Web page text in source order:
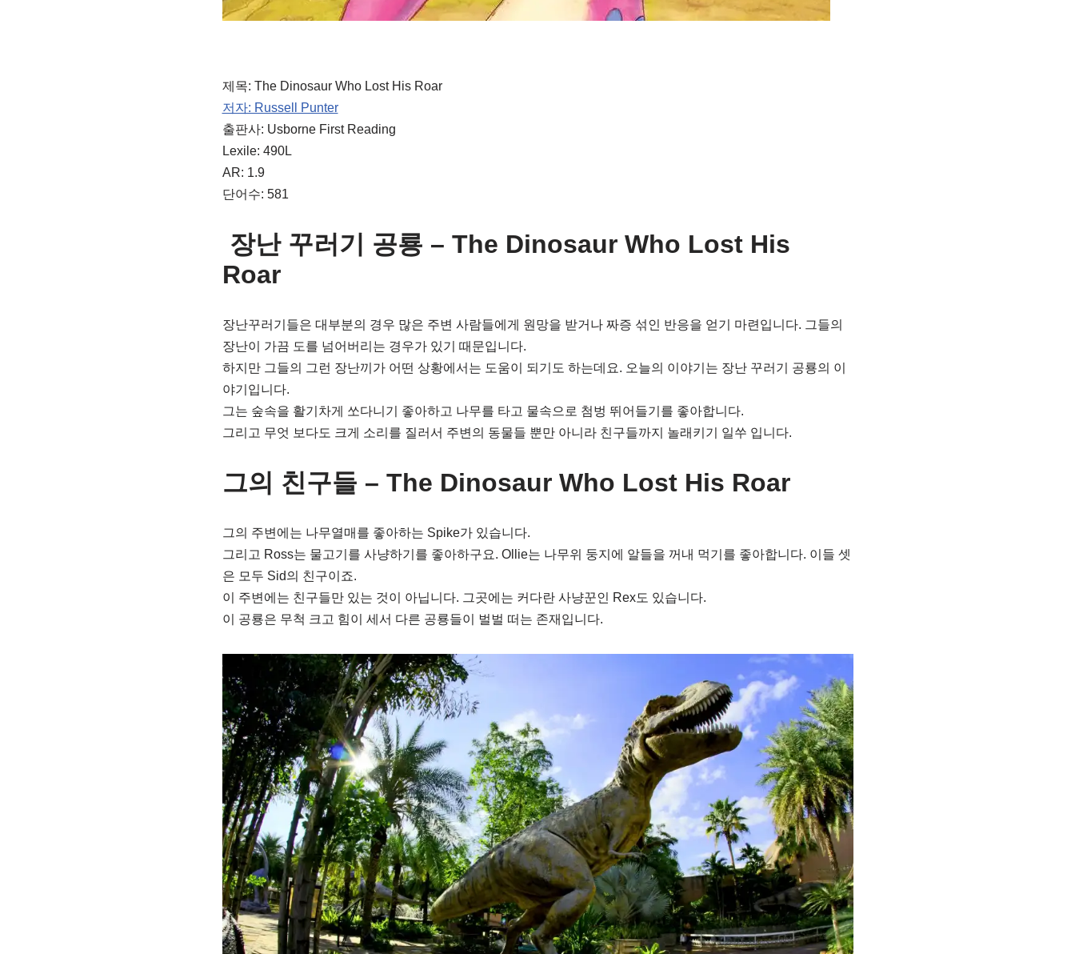
제목: The Dinosaur Who Lost His Roar
저자: Russell Punter
출판사: Usborne First Reading
Lexile: 490L
AR: 1.9
단어수: 581
장난 꾸러기 공룡 – The Dinosaur Who Lost His
Roar
장난꾸러기들은 대부분의 경우 많은 주변 사람들에게 원망을 받거나 짜증 섞인 반응을 얻기 마련입니다. 그들의
장난이 가끔 도를 넘어버리는 경우가 있기 때문입니다.
하지만 그들의 그런 장난끼가 어떤 상황에서는 도움이 되기도 하는데요. 오늘의 이야기는 장난 꾸러기 공룡의 이
야기입니다.
그는 숲속을 활기차게 쏘다니기 좋아하고 나무를 타고 물속으로 첨벙 뛰어들기를 좋아합니다.
그리고 무엇 보다도 크게 소리를 질러서 주변의 동물들 뿐만 아니라 친구들까지 놀래키기 일쑤 입니다.
그의 친구들 – The Dinosaur Who Lost His Roar
그의 주변에는 나무열매를 좋아하는 Spike가 있습니다.
그리고 Ross는 물고기를 사냥하기를 좋아하구요. Ollie는 나무위 둥지에 알들을 꺼내 먹기를 좋아합니다. 이들 셋
은 모두 Sid의 친구이죠.
이 주변에는 친구들만 있는 것이 아닙니다. 그곳에는 커다란 사냥꾼인 Rex도 있습니다.
이 공룡은 무척 크고 힘이 세서 다른 공룡들이 벌벌 떠는 존재입니다.